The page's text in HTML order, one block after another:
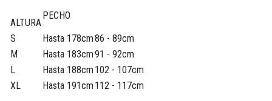
ALTURA
PECHO
S
Hasta 178cm86 - 89cm
M
Hasta 183cm91 - 92cm
L
Hasta 188cm 102 - 107cm
XL
Hasta 191cm 112 - 117cm